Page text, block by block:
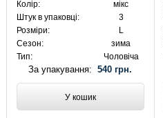
Колір:
мікс
Штук в упаковці:
3
Розміри:
L
Сезон:
зима
Тип:
Чоловіча
За упакування:540 грн.
У кошик